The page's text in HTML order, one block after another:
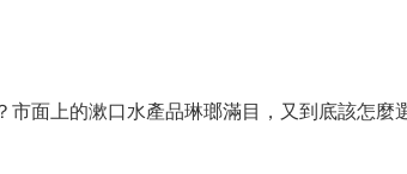
面上的漱口水產品琳瑯滿目，又到底該怎麼